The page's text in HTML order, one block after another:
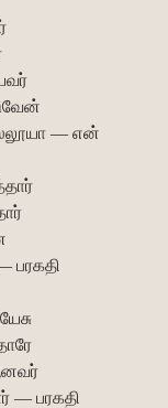
— என்
பரகதி
— பரகதி